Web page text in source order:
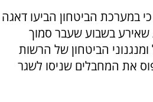
במערכת הביטחון הביעו דאגה
שאירע בשבוע שעבר סמוך
כשל ומנגנוני הביטחון של הרשות
את המחבלים שניסו לשגר